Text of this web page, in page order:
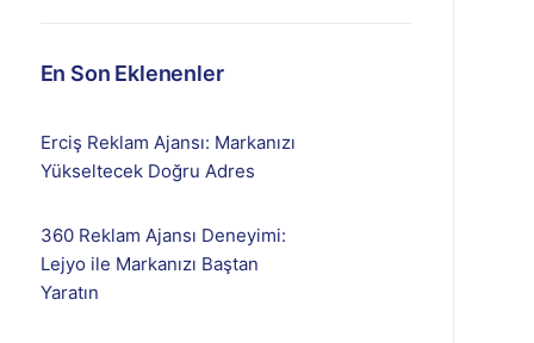
En Son Eklenenler
Erciş Reklam Ajansı: Markanızı
Yükseltecek Doğru Adres
360 Reklam Ajansı Deneyimi:
Lejyo ile Markanızı Baştan
Yaratın